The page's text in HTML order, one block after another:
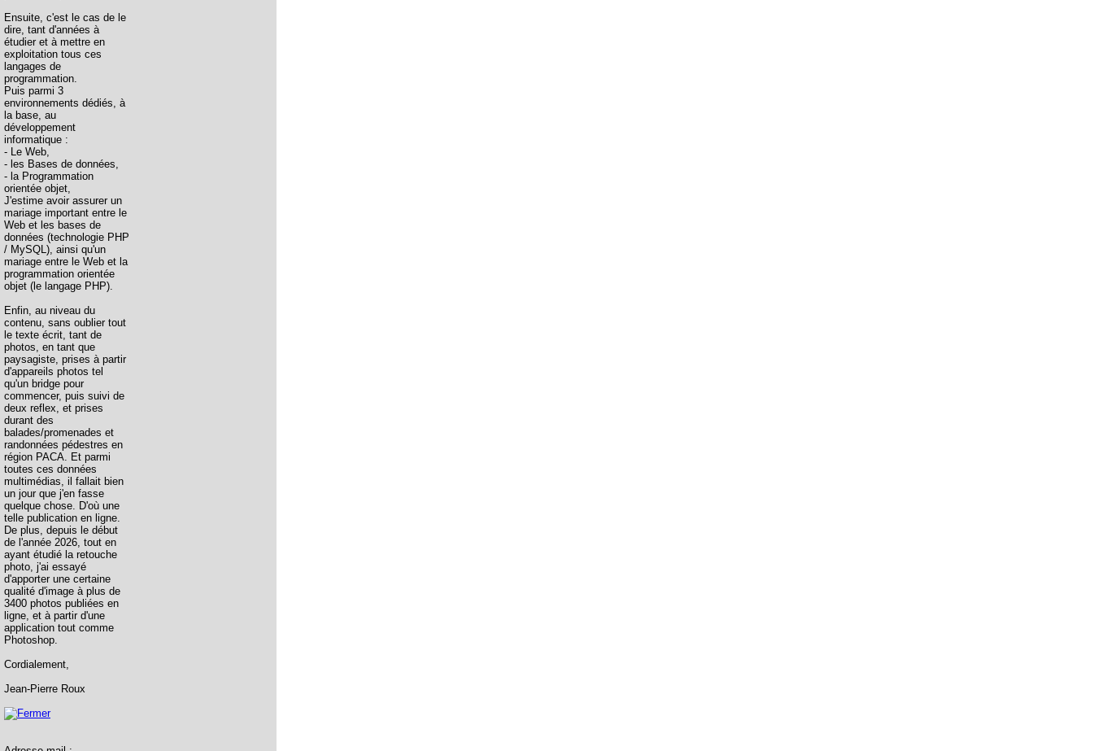
Ensuite, c'est le cas de le
dire, tant d'années à
étudier et à mettre en
exploitation tous ces
langages de
programmation.
Puis parmi 3
environnements dédiés, à
la base, au
développement
informatique :
- Le Web,
- les Bases de données,
- la Programmation
orientée objet,
J'estime avoir assurer un
mariage important entre le
Web et les bases de
données (technologie PHP
/ MySQL), ainsi qu'un
mariage entre le Web et la
programmation orientée
objet (le langage PHP).
Enfin, au niveau du
contenu, sans oublier tout
le texte écrit, tant de
photos, en tant que
paysagiste, prises à partir
d'appareils photos tel
qu'un bridge pour
commencer, puis suivi de
deux reflex, et prises
durant des
balades/promenades et
randonnées pédestres en
région PACA. Et parmi
toutes ces données
multimédias, il fallait bien
un jour que j'en fasse
quelque chose. D'où une
telle publication en ligne.
De plus, depuis le début
de l'année 2026, tout en
ayant étudié la retouche
photo, j'ai essayé
d'apporter une certaine
qualité d'image à plus de
3400 photos publiées en
ligne, et à partir d'une
application tout comme
Photoshop.
Cordialement,
Jean-Pierre Roux